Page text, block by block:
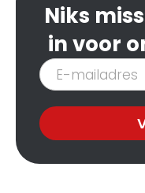
Niks
in voor
Inschrijven
nieuwsbrief